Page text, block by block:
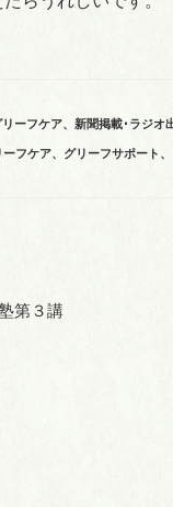
リーフケア、 新聞掲載･ラジオ
ーフケア、 グリーフサポート 、
第３講